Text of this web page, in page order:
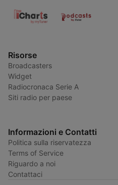
Risorse
Broadcasters
Widget
Radiocronaca Serie A
Siti radio per paese
Informazioni e Contatti
Politica sulla riservatezza
Terms of Service
Riguardo a noi
Contattaci